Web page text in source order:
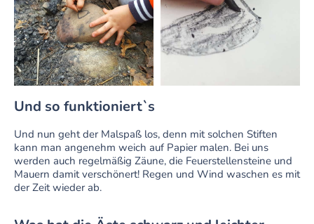
Und so funktioniert`s
Und nun geht der Malspaß los, denn mit solchen Stiften
kann man angenehm weich auf Papier malen. Bei uns
werden auch regelmäßig Zäune, die Feuerstellensteine und
Mauern damit verschönert! Regen und Wind waschen es mit
der Zeit wieder ab.